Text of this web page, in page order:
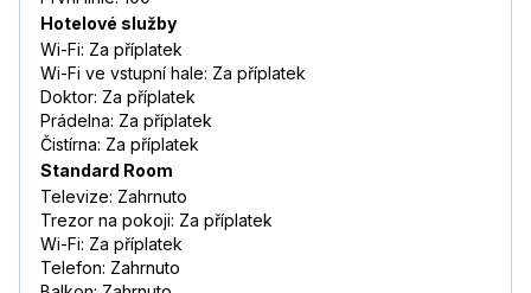
Hotelové služby
Wi-Fi: Za příplatek
Wi-Fi ve vstupní hale: Za příplatek
Doktor: Za příplatek
Prádelna: Za příplatek
Čistírna: Za příplatek
Standard Room
Televize: Zahrnuto
Trezor na pokoji: Za příplatek
Wi-Fi: Za příplatek
Telefon: Zahrnuto